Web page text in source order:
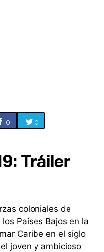
0 0
Tráiler
coloniales de
Países Bajos en la
Caribe en el siglo
joven y ambicioso